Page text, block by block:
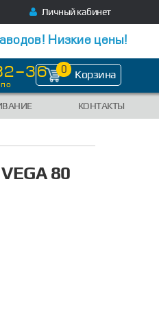
Личный кабинет
Низкие цены!
36 0 Корзина
КОНТАКТЫ
80